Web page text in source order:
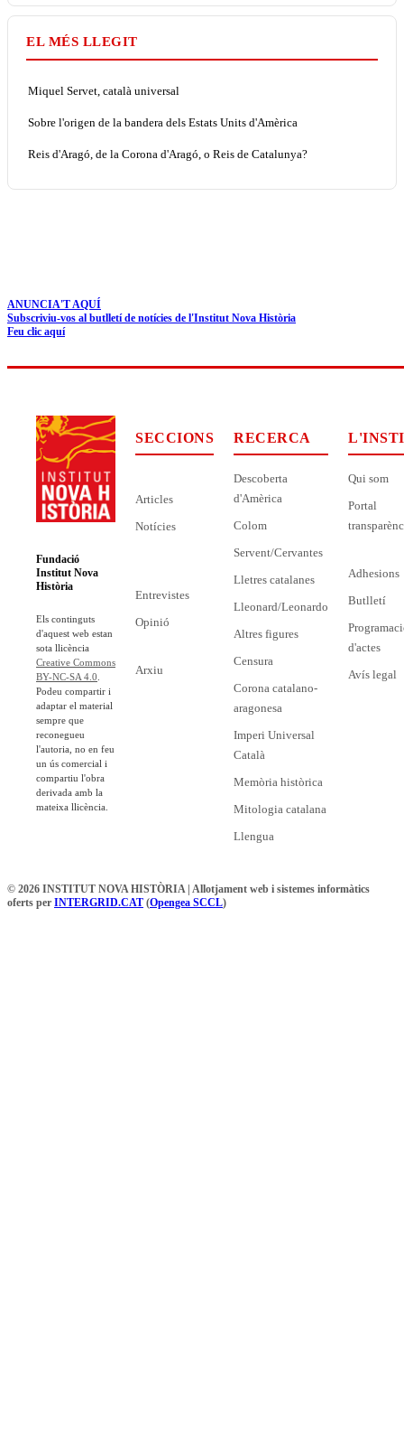
EL MÉS LLEGIT
Miquel Servet, català universal
Sobre l'origen de la bandera dels Estats Units d'Amèrica
Reis d'Aragó, de la Corona d'Aragó, o Reis de Catalunya?
ANUNCIA'T AQUÍ
Subscriviu-vos al butlletí de notícies de l'Institut Nova Història
Feu clic aquí
Fundació
Institut Nova
Història
Els continguts
d'aquest web estan
sota llicència
Creative Commons
BY-NC-SA 4.0
Podeu compartir i
adaptar el material
sempre que
reconegueu
l'autoria, no en feu
un ús comercial i
compartiu l'obra
derivada amb la
mateixa llicència.
SECCIONS
Articles
Notícies
Entrevistes
Opinió
Arxiu
RECERCA
Descoberta
d'Amèrica
Colom
Servent/Cervantes
Lletres catalanes
Lleonard/Leonardo
Altres figures
Censura
Corona catalano-
aragonesa
Imperi Universal
Català
Memòria històrica
Mitologia catalana
Llengua
Qui som
Portal
Adhesions
Butlletí
d'actes
Avís legal
© 2026 INSTITUT NOVA HISTÒRIA | Allotjament web i sistemes informàtics
oferts per INTERGRID.CAT (Opengea SCCL)